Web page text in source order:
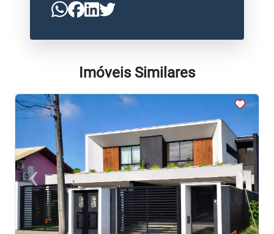
Imóveis Similares
<<<<
‹Previous ›Next